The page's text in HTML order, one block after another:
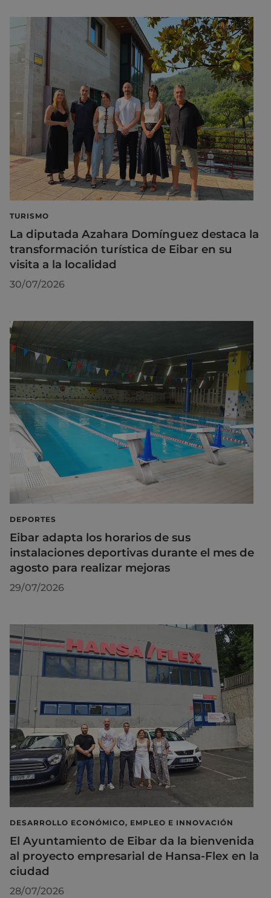
TURISMO
La diputada Azahara Domínguez destaca la
transformación turística de Eibar en su
visita a la localidad
30/07/2026
DEPORTES
Eibar adapta los horarios de sus
instalaciones deportivas durante el mes de
agosto para realizar mejoras
29/07/2026
DESARROLLO ECONÓMICO, EMPLEO E INNOVACIÓN
El Ayuntamiento de Eibar da la bienvenida
al proyecto empresarial de Hansa-Flex en la
ciudad
28/07/2026